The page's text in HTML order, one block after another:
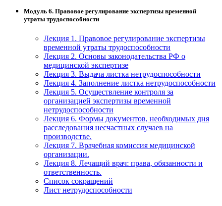
Модуль 6. Правовое регулирование экспертизы временной
утраты трудоспособности
Лекция 1. Правовое регулирование экспертизы
временной утраты трудоспособности
Лекция 2. Основы законодательства РФ о
медицинской экспертизе
Лекция 3. Выдача листка нетрудоспособности
Лекция 4. Заполнение листка нетрудоспособности
Лекция 5. Осуществление контроля за
организацией экспертизы временной
нетрудоспособности
Лекция 6. Формы документов, необходимых дня
расследования несчастных случаев на
производстве.
Лекция 7. Врачебная комиссия медицинской
организации.
Лекция 8. Лечащий врач: права, обязанности и
ответственность.
Список сокращений
Лист нетрудоспособности